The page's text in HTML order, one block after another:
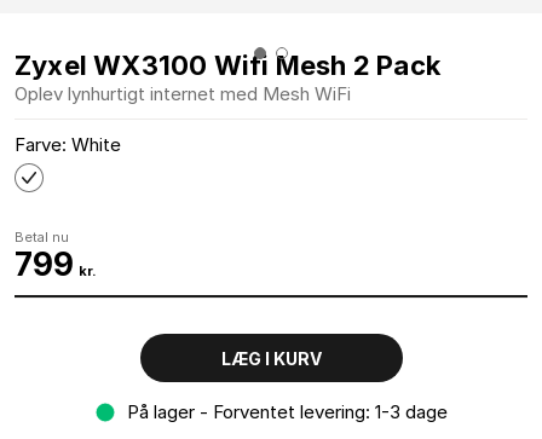
Zyxel WX3100 Wifi Mesh 2 Pack
Oplev lynhurtigt internet med Mesh WiFi
Farve: White
Betal nu
799 kr.
LÆG I KURV
På lager - Forventet levering: 1-3 dage